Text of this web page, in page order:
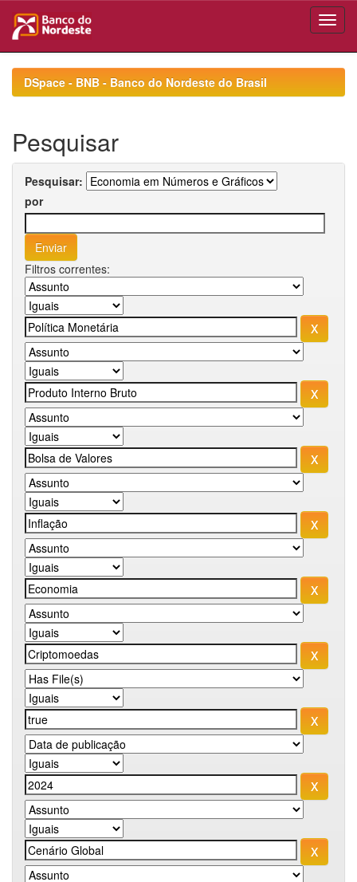
navigationDSpace - BNB - Banco do Nordeste do Brasil
Pesquisar
Pesquisar:
por
Filtros correntes: